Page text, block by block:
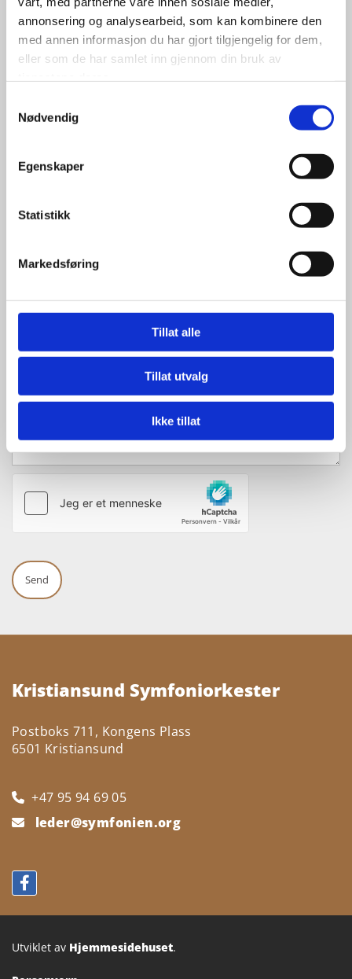
annonsering og analysearbeid, som kan kombinere den
med annen informasjon du har gjort tilgjengelig for dem,
eller som de har samlet inn gjennom din bruk av
Nødvendig
Egenskaper
Statistikk
Markedsføring
Tillat alle
Tillat utvalg
Ikke tillat
Støtt oss gjerne med din Grasrotandel
E-post*
Kristiansund Symfoniorkester
Postboks 711, Kongens Plass
6501 Kristiansund
 +47 95 94 69 05
 leder@symfonien.org
Utviklet av Hjemmesidehuset.